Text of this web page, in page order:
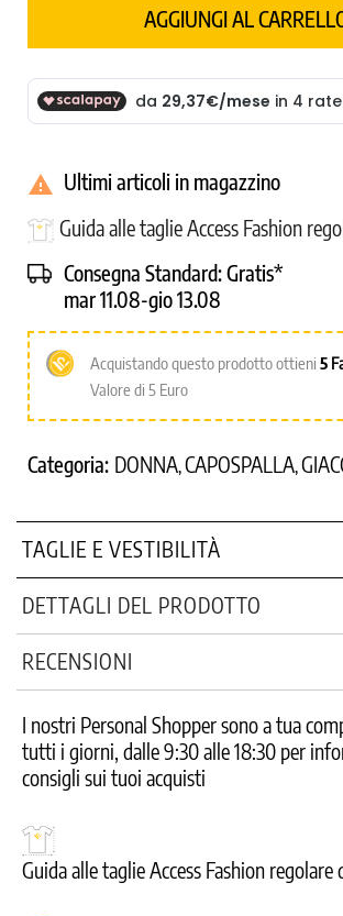
AGGIUNGI AL
 Ultimi articoli in magazzino
Guida alle taglie Access Fashion
Consegna Standard:Gratis*
mar 11.08-gio 13.08
Acquistando questo prodotto ottieni 5
Valore di 5 Euro
Categoria: DONNA CAPOSPALLA
TAGLIE E VESTIBILITÀ
DETTAGLI DEL PRODOTTO
RECENSIONI
I nostri Personal Shopper sono a tua
tutti i giorni, dalle 9:30 alle 18:30 per
consigli sui tuoi acquisti
Guida alle taglie Access Fashion regolare